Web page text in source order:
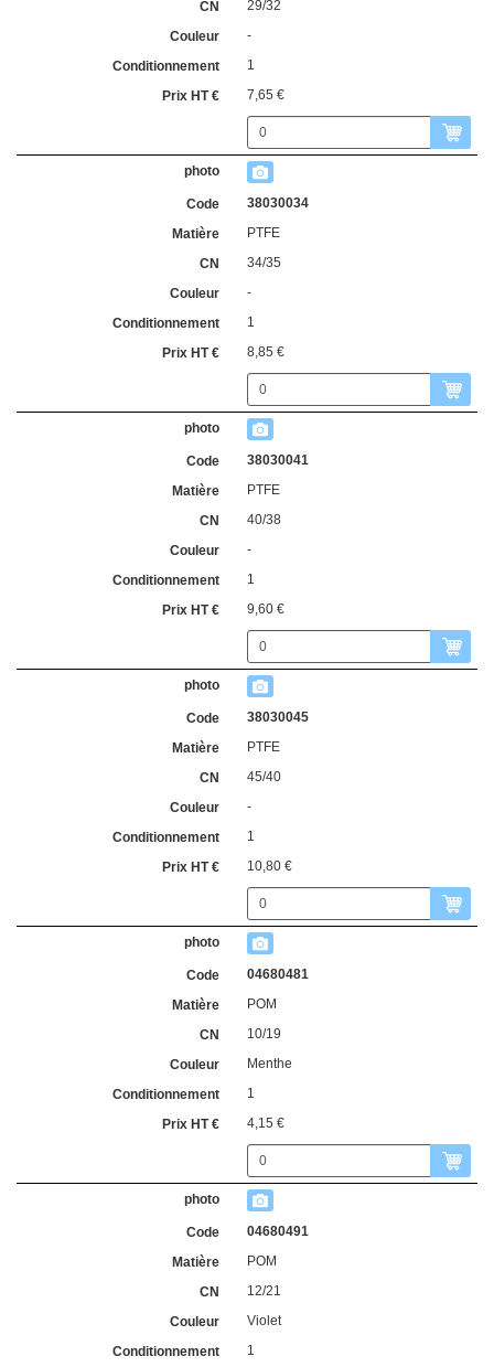
29/32
-
1
7,65 €
38030034
PTFE
34/35
-
1
8,85 €
38030041
PTFE
40/38
-
1
9,60 €
38030045
PTFE
45/40
-
1
10,80 €
04680481
POM
10/19
Menthe
1
4,15 €
04680491
POM
12/21
Violet
1